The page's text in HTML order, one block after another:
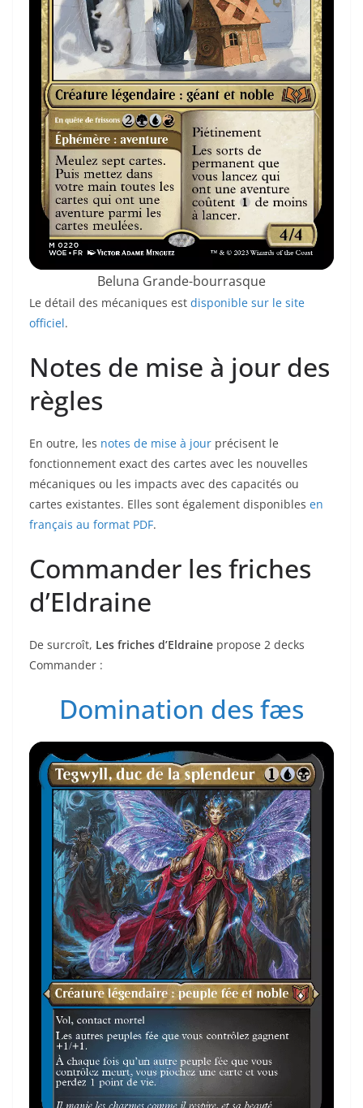
Beluna Grande-bourrasque
Le détail des mécaniques est disponible sur le site
officiel.
Notes de mise à jour des
règles
En outre, les notes de mise à jour précisent le
fonctionnement exact des cartes avec les nouvelles
mécaniques ou les impacts avec des capacités ou
cartes existantes. Elles sont également disponibles en
français au format PDF.
Commander les friches
d’Eldraine
De surcroît, Les friches d’Eldraine propose 2 decks
Commander :
Domination des fæs